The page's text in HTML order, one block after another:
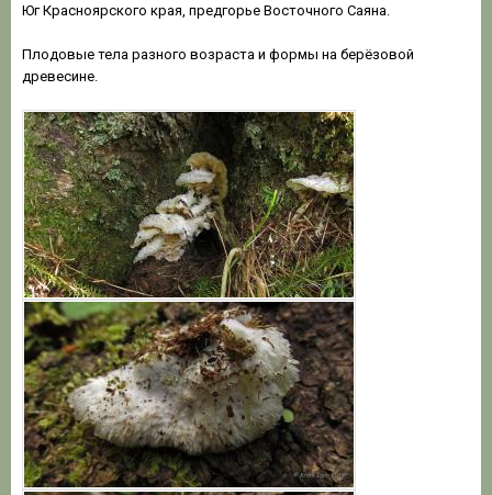
Юг Красноярского края, предгорье Восточного Саяна.
Плодовые тела разного возраста и формы на берёзовой
древесине.